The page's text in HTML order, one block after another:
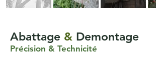
Abattage & Demontage
Précision & Technicité